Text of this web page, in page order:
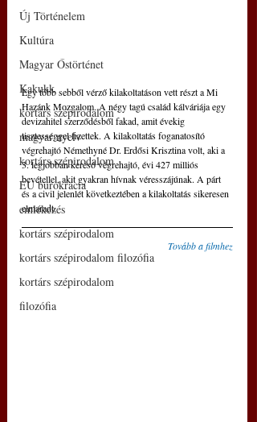
Új Történelem
Kultúra
Magyar Őstörténet
Kakukk
kortárs szépirodalom
magyar nyelv
kortárs szépirodalom
EU bürokrácia
emlékezés
kortárs szépirodalom
kortárs szépirodalom filozófia
kortárs szépirodalom
filozófia
Egy több sebből vérző kilakoltatáson vett részt a Mi
Hazánk Mozgalom. A négy tagú család kálváriája egy
devizahitel szerződésből fakad, amit évekig
tisztességgel fizettek. A kilakoltatás foganatosító
végrehajtó Némethyné Dr. Erdősi Krisztina volt, aki a
3. legjobban kereső végrehajtó, évi 427 milliós
bevétellel, akit gyakran hívnak véresszájúnak. A párt
és a civil jelenlét következtében a kilakoltatás sikeresen
elmaradt.
Tovább a filmhez